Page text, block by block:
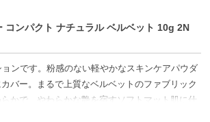
コンパクト ナチュラル ベルベット 10g 2N
ンです。粉感のない軽やかなスキンケアパウダ
バー。まるで上質なベルベットのファブリック
かで、やわらかな艶を宿すソフトマット肌に仕
すみ・擦れに強く、24時間つけたての仕上がり